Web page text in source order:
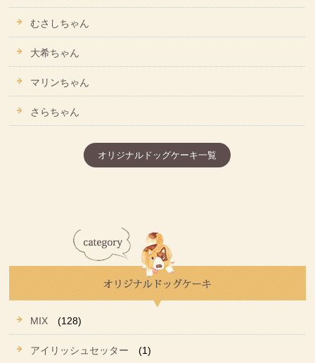
むさしちゃん
大希ちゃん
マリンちゃん
さらちゃん
オリジナルドッグケーキ一覧
MIX (128)
アイリッシュセッター (1)